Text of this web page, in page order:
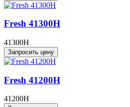
Fresh 41300H
41300H
Запросить цену
Fresh 41200H
41200H